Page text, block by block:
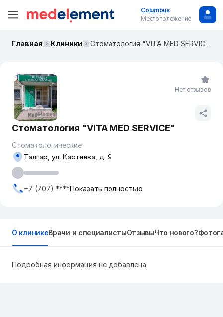
Columbus
Местоположение
Главная Клиники Стоматология "VITA MED SERVICE"
Стоматология "VITA MED SERVICE"
Стоматологические
Талгар, ул. Кастеева, д. 9
+7 (707) ****Показать полностью
Нет отзывов
О клиникеВрачи и специалистыОтзывыЧто нового?
Подробная информация не добавлена